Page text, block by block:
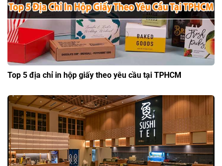
Top 5 địa chỉ in hộp giấy theo yêu cầu tại TPHCM